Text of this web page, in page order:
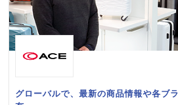
グローバルで、最新の商品情報や各ブ